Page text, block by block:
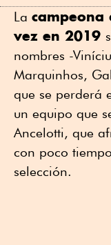
La campeona
vez en 2019
nombres -
Marquinhos,
que se perderá
un equipo que
Ancelotti, que
con poco
selección.